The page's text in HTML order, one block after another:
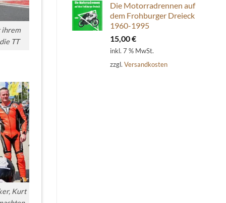
ihrem
TT
Kurt
Die Motorradrennen auf
dem Frohburger Dreieck
1960-1995
15,00€
inkl. 7 % MwSt.
zzgl. Versandkosten